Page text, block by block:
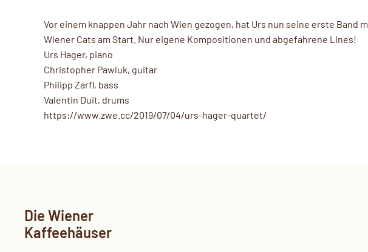
Vor einem knappen Jahr nach Wien gezogen, hat Urs nun seine erste Band
Wiener Cats am Start. Nur eigene Kompositionen und abgefahrene Lines!
Urs Hager, piano
Christopher Pawluk, guitar
Philipp Zarfl, bass
Valentin Duit, drums
https://www.zwe.cc/2019/07/04/urs-hager-quartet/
Die Wiener
Kaffeehäuser